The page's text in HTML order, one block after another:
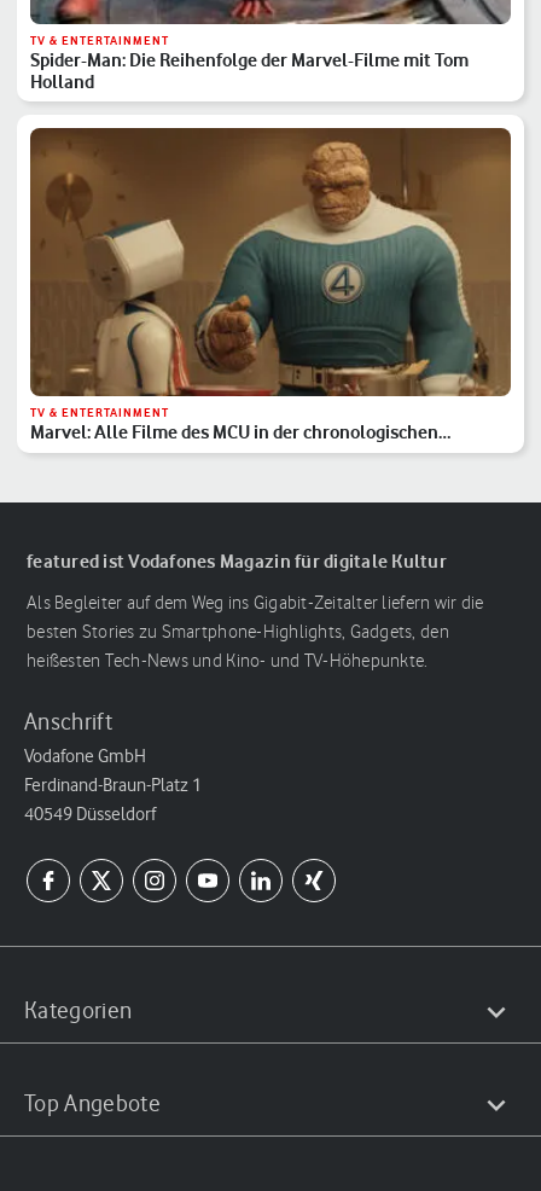
TV & ENTERTAINMENT
Spider-Man: Die Reihenfolge der Marvel-Filme mit Tom
Holland
TV & ENTERTAINMENT
Marvel: Alle Filme des MCU in der chronologischen
Reihenfolge
featured ist Vodafones Magazin für digitale Kultur
Als Begleiter auf dem Weg ins Gigabit-Zeitalter liefern wir die
besten Stories zu Smartphone-Highlights, Gadgets, den
heißesten Tech-News und Kino- und TV-Höhepunkte.
Anschrift
Vodafone GmbH
Ferdinand-Braun-Platz 1
40549 Düsseldorf
Kategorien
Top Angebote